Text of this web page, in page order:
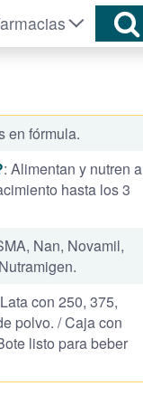
en fórmula.
: Alimentan y nutren a
hasta los 3
Nan, Novamil,
con 250, 375,
polvo. / Caja con
listo para beber